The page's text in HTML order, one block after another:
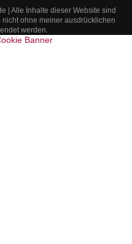
| Alle Inhalte dieser Website sind
ohne meiner ausdrücklichen
werden.
Banner